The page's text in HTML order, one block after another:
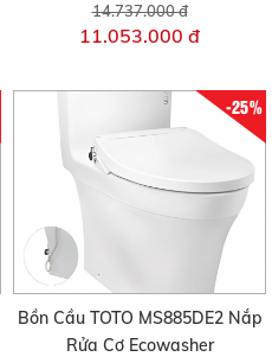
14.737.000 đ
11.053.000 đ
-25%
Bồn Cầu TOTO MS885DE2 Nắp
Rửa Cơ Ecowasher